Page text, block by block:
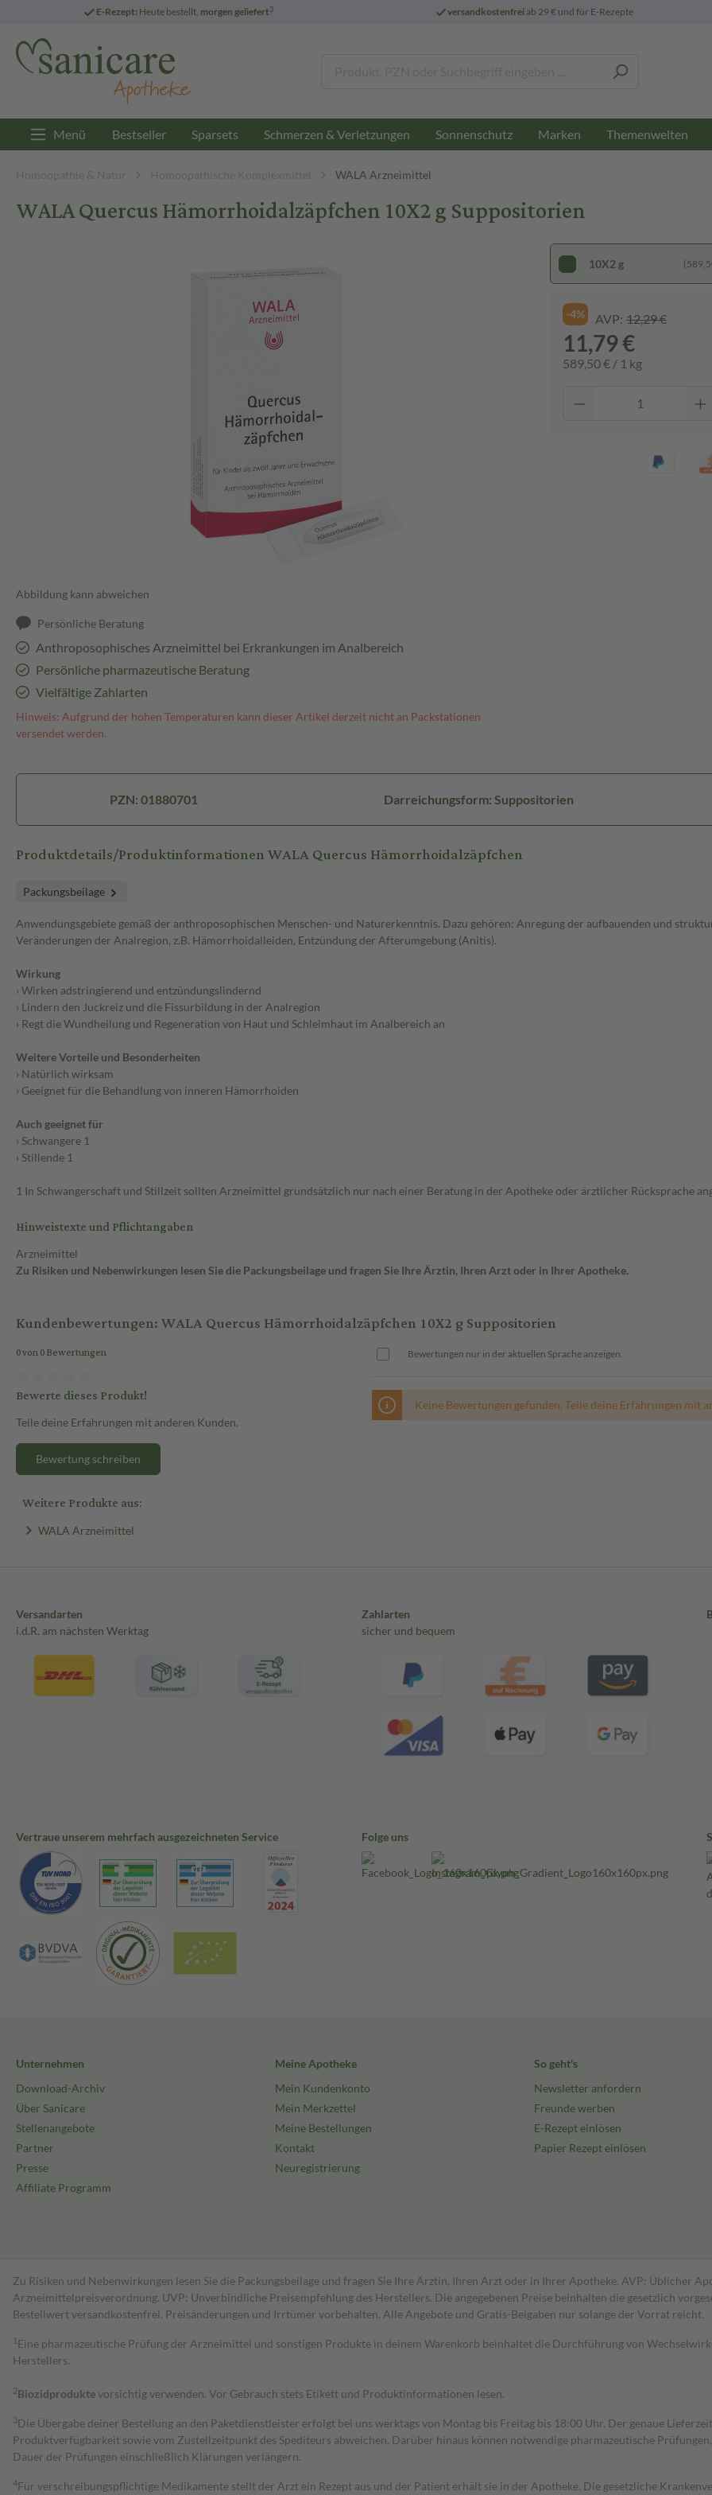
E-Rezept: Heute bestellt, morgen geliefert3 versandkostenfreiab 29 € und für E-Rezepte
Menü Bestseller Sparsets Schmerzen & Verletzungen Sonnenschutz Marken Themenwelten
Homöopathie & Natur Homöopathische Komplexmittel WALA Arzneimittel
WALA Quercus Hämorrhoidalzäpfchen 10X2 g Suppositorien
Abbildung kann abweichen
Persönliche Beratung
Anthroposophisches Arzneimittel bei Erkrankungen im Analbereich
Persönliche pharmazeutische Beratung
Vielfältige Zahlarten
Hinweis: Aufgrund der hohen Temperaturen kann dieser Artikel derzeit nicht an Packstationen
versendet werden.
10X2 g
-4% AVP: 12,29 €
11,79 €
589,50 € / 1 kg
PZN: 01880701 Darreichungsform: Suppositorien
Produktdetails/Produktinformationen WALA Quercus Hämorrhoidalzäpfchen
Packungsbeilage
Anwendungsgebiete gemäß der anthroposophischen Menschen- und Naturerkenntnis. Dazu gehören: Anregung der aufbauenden und
Veränderungen der Analregion, z.B. Hämorrhoidalleiden, Entzündung der Afterumgebung (Anitis).
Wirkung
› Wirken adstringierend und entzündungslindernd
› Lindern den Juckreiz und die Fissurbildung in der Analregion
› Regt die Wundheilung und Regeneration von Haut und Schleimhaut im Analbereich an
Weitere Vorteile und Besonderheiten
› Natürlich wirksam
› Geeignet für die Behandlung von inneren Hämorrhoiden
Auch geeignet für
› Schwangere 1
› Stillende 1
1 In Schwangerschaft und Stillzeit sollten Arzneimittel grundsätzlich nur nach einer Beratung in der Apotheke oder ärztlicher Rücksprache
Hinweistexte und Pflichtangaben
Arzneimittel
Zu Risiken und Nebenwirkungen lesen Sie die Packungsbeilage und fragen Sie Ihre Ärztin, Ihren Arzt oder in Ihrer Apotheke.
Kundenbewertungen: WALA Quercus Hämorrhoidalzäpfchen 10X2 g Suppositorien
0 von 0 Bewertungen
Bewerte dieses Produkt!
Teile deine Erfahrungen mit anderen Kunden.
Bewertung schreiben
Bewertungen nur in der aktuellen Sprache anzeigen.
Keine Bewertungen gefunden. Teile deine Erfahrungen mit
Weitere Produkte aus:
WALA Arzneimittel
Versandarten
i.d.R. am nächsten Werktag
Zahlarten
sicher und bequem
Vertraue unserem mehrfach ausgezeichneten Service Folge uns
Unternehmen
Download-Archiv
Über Sanicare
Stellenangebote
Partner
Presse
Affiliate Programm
Meine Apotheke
Mein Kundenkonto
Mein Merkzettel
Meine Bestellungen
Kontakt
Neuregistrierung
So geht's
Newsletter anfordern
Freunde werben
E-Rezept einlösen
Papier Rezept einlösen
Zu Risiken und Nebenwirkungen lesen Sie die Packungsbeilage und fragen Sie Ihre Ärztin, Ihren Arzt oder in Ihrer Apotheke. AVP: Üblicher
Arzneimittelpreisverordnung. UVP: Unverbindliche Preisempfehlung des Herstellers. Die angegebenen Preise beinhalten die gesetzlich
Bestell­wert versand­kosten­frei. Preisänderungen und Irrtümer vorbehalten. Alle Angebote und Gratis-Beigaben nur solange der Vorrat reicht.
1 Eine pharmazeutische Prüfung der Arzneimittel und sonstigen Produkte in deinem Warenkorb beinhaltet die Durchführung von
Herstellers.
2Biozidproduktevorsichtig verwenden. Vor Gebrauch stets Etikett und Produktinformationen lesen.
3Die Übergabe deiner Bestellung an den Paketdienstleister erfolgt bei uns werktags von Montag bis Freitag bis 18:00 Uhr. Der genaue
Produktverfügbarkeit sowie vom Zustellzeitpunkt des Spediteurs abweichen. Darüber hinaus können notwendige pharmazeutische
Dauer der Prüfungen einschließlich Klärungen verlängern.
4Für verschreibungspflichtige Medikamente stellt der Arzt ein Rezept aus und der Patient erhält sie in der Apotheke. Die gesetzliche